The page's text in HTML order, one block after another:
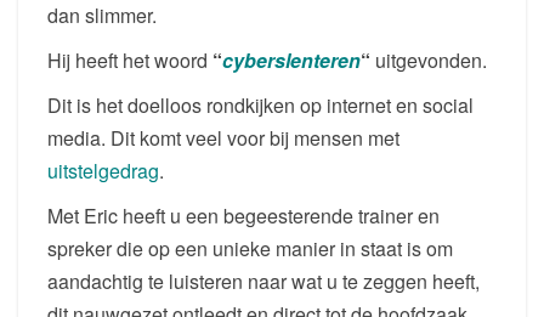
dan slimmer.
Hij heeft het woord “cyberslenteren“ uitgevonden.
Dit is het doelloos rondkijken op internet en social
media. Dit komt veel voor bij mensen met
uitstelgedrag.
Met Eric heeft u een begeesterende trainer en
spreker die op een unieke manier in staat is om
aandachtig te luisteren naar wat u te zeggen heeft,